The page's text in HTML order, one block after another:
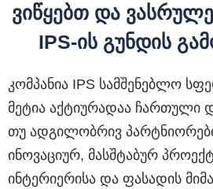
ვიწყებთ და
IPS-ის გუნდის
კომპანია IPS სამშენებლო
მეტია აქტიურადაა ჩართული
თუ ადგილობრივ
ინოვაციურ, მასშტაბურ
ინტერიერისა და ფასადის